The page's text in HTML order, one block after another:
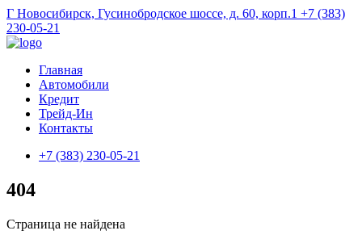
Г Новосибирск, Гусинобродское шоссе, д. 60, корп.1 +7 (383)
230-05-21
Главная
Автомобили
Кредит
Трейд-Ин
Контакты
+7 (383) 230-05-21
404
Страница не найдена